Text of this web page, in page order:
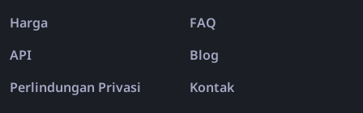
Harga
API
Perlindungan Privasi
FAQ
Blog
Kontak